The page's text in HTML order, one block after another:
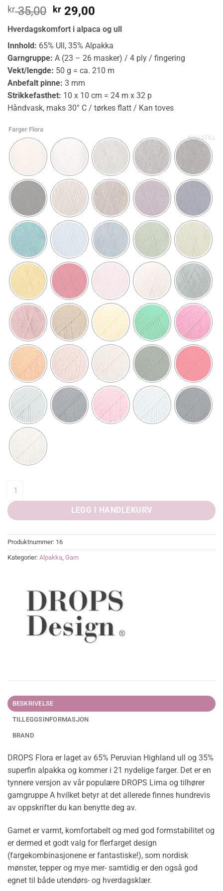
kr35,00 Opprinnelig
pris
var:
kr 35,00.
kr 29,00
er:
kr 29,00.
Hverdagskomfort i alpaca og ull
Innhold: 65% Ull, 35% Alpakka
Garngruppe: A (23 – 26 masker) / 4 ply / fingering
Vekt/lengde: 50 g = ca. 210 m
Anbefalt pinne: 3 mm
Strikkefasthet: 10 x 10 cm = 24 m x 32 p
Håndvask, maks 30° C / tørkes flatt / Kan toves
Farger Flora
NULLSTILL
DROPS Flora quantity
LEGG I HANDLEKURV
Produktnummer: 16
Kategorier: Alpakka, Garn
BESKRIVELSE
TILLEGGSINFORMASJON
BRAND
DROPS Flora er laget av 65% Peruvian Highland ull og 35%
superfin alpakka og kommer i 21 nydelige farger. Det er en
tynnere versjon av vår populære DROPS Lima og tilhører
garngruppe A hvilket betyr at det allerede finnes hundrevis
av oppskrifter du kan benytte deg av.
Garnet er varmt, komfortabelt og med god formstabilitet og
er dermed et godt valg for flerfarget design
(fargekombinasjonene er fantastiske!), som nordisk
mønster, tepper og mye mer- samtidig er den også god
egnet til både utendørs- og hverdagsklær.